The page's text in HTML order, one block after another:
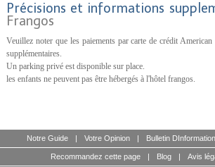
Précisions et informations
Frangos
Veuillez noter que les paiements par carte de crédit
supplémentaires.
Un parking privé est disponible sur place.
les enfants ne peuvent pas être hébergés à l'hôtel frangos.
Notre Guide | Votre Opinion | Bulletin
Recommandez cette page | Blog | Avis